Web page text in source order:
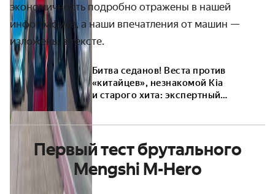
экономичность подробно отражены в нашей
инфографике, а наши впечатления от машин —
изложены в тексте.
Битва седанов! Веста против
«китайцев», незнакомой Kia
и старого хита: экспертный
Первый тест брутального
Mengshi M-Hero